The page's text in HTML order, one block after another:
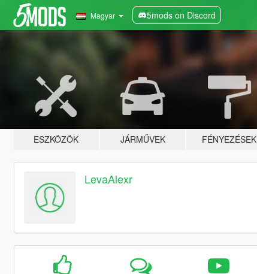
Magyar 5mods on Discord
ESZKÖZÖK JÁRMŰVEK FÉNYEZÉSEK
LevaAlexr